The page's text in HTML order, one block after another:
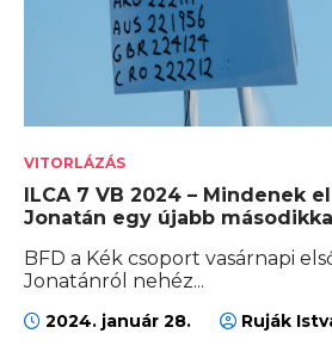
VITORLÁZÁS
ILCA 7 VB 2024 – Mindenek
Jonatán egy újabb
BFD a Kék csoport vasárnapi
Jonatánról nehéz...
2024. január 28. Ruják